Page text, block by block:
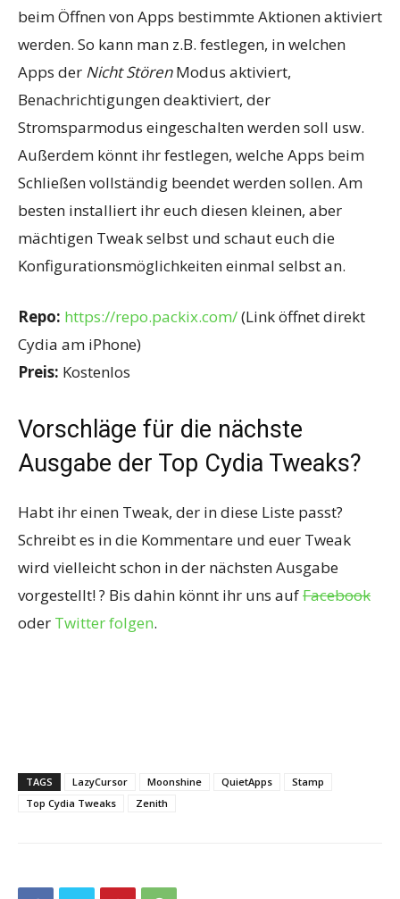
beim Öffnen von Apps bestimmte Aktionen aktiviert
werden. So kann man z.B. festlegen, in welchen
Apps der Nicht StörenModus aktiviert,
Benachrichtigungen deaktiviert, der
Stromsparmodus eingeschalten werden soll usw.
Außerdem könnt ihr festlegen, welche Apps beim
Schließen vollständig beendet werden sollen. Am
besten installiert ihr euch diesen kleinen, aber
mächtigen Tweak selbst und schaut euch die
Konfigurationsmöglichkeiten einmal selbst an.
Repo: https://repo.packix.com/(Link öffnet direkt
Cydia am iPhone)
Preis: Kostenlos
Vorschläge für die nächste
Ausgabe der Top Cydia Tweaks?
Habt ihr einen Tweak, der in diese Liste passt?
Schreibt es in die Kommentare und euer Tweak
wird vielleicht schon in der nächsten Ausgabe
vorgestellt! ? Bis dahin könnt ihr uns aufFacebook
oder Twitter folgen.
TAGS LazyCursor Moonshine QuietApps
Stamp
Top Cydia Tweaks
Zenith